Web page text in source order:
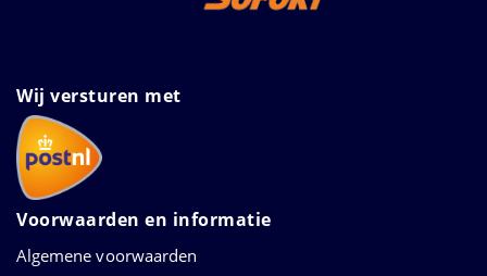
Wij versturen met
Voorwaarden en informatie
Algemene voorwaarden